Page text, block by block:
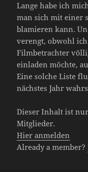
Lange habe ich
man sich mit einer
blamieren kann.
verengt, obwohl
Filmbetrachter
einladen möchte,
Eine solche Liste
nächstes Jahr
Dieser Inhalt ist
Mitglieder.
Hier anmelden
Already a member?